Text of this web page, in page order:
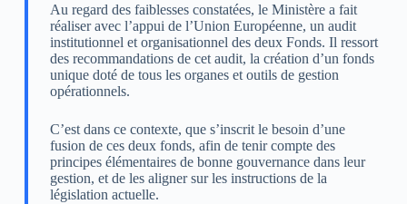
Au regard des faiblesses constatées, le Ministère a fait
réaliser avec l’appui de l’Union Européenne, un audit
institutionnel et organisationnel des deux Fonds. Il ressort
des recommandations de cet audit, la création d’un fonds
unique doté de tous les organes et outils de gestion
opérationnels.
C’est dans ce contexte, que s’inscrit le besoin d’une
fusion de ces deux fonds, afin de tenir compte des
principes élémentaires de bonne gouvernance dans leur
gestion, et de les aligner sur les instructions de la
législation actuelle.